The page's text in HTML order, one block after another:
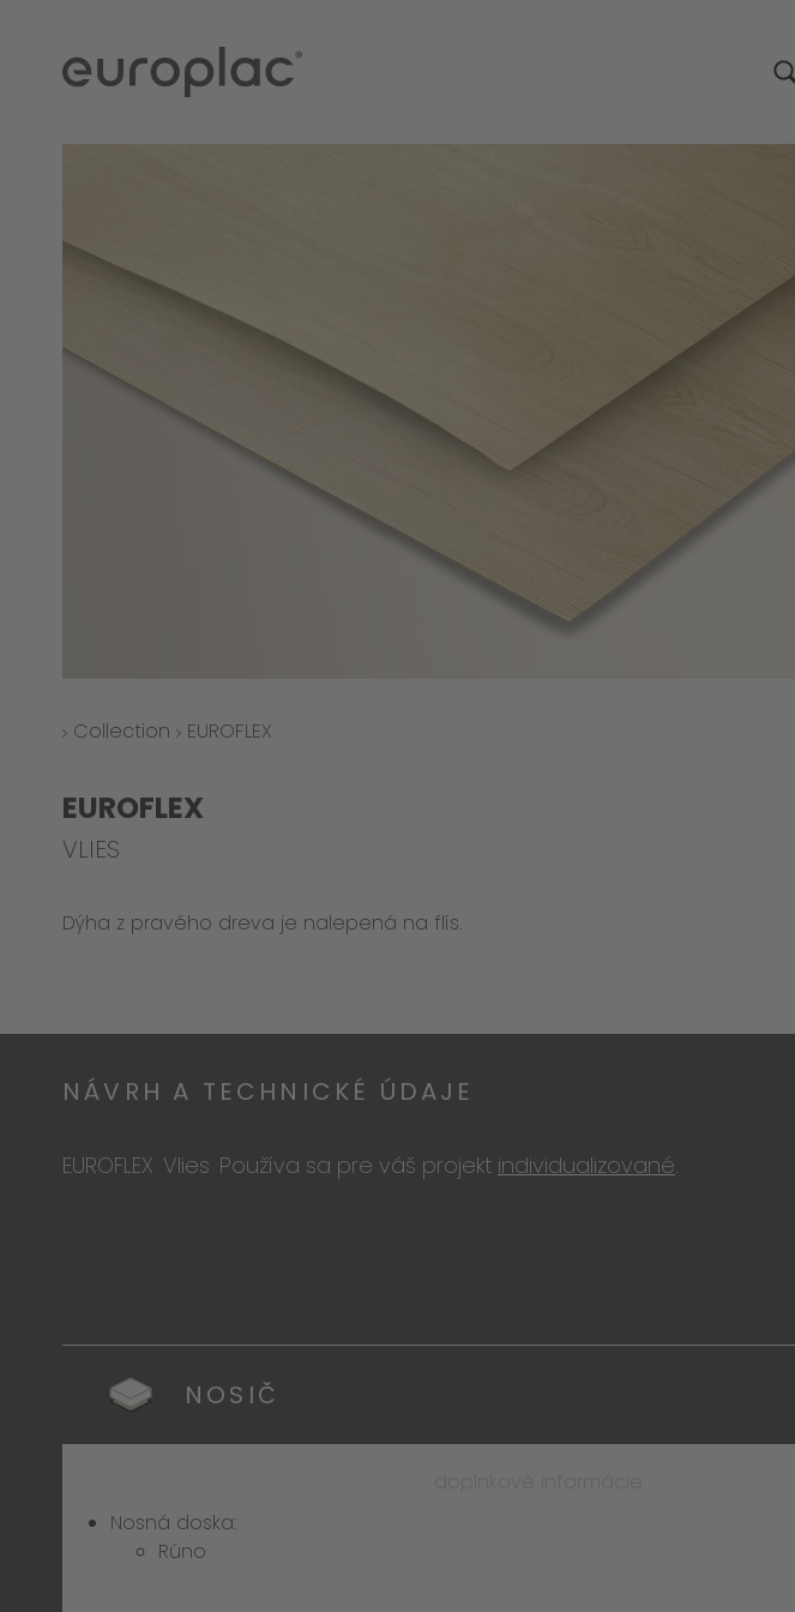
Collection EUROFLEX
EUROFLEX
VLIES
Dýha z pravého dreva je nalepená na flís.
NÁVRH A TECHNICKÉ ÚDAJE
EUROFLEX Vlies Používa sa pre váš projekt individualizované.
NOSIČ
doplnkové informácie
Nosná doska:
Rúno